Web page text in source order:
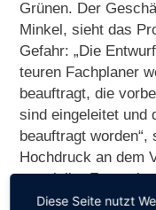
Grünen. Der
Minkel, sieht das
Gefahr: „Die
teuren Fachplaner
beauftragt, die
sind eingeleitet und
beauftragt
Hochdruck an dem
notarieller Form
den Gremien zur
Diese Seite nutzt